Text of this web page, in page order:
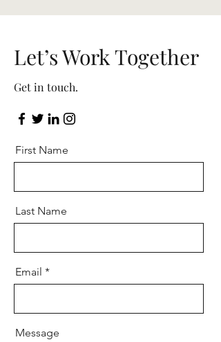
Let’s Work Together
Get in touch.
First Name
Last Name
Email
Message